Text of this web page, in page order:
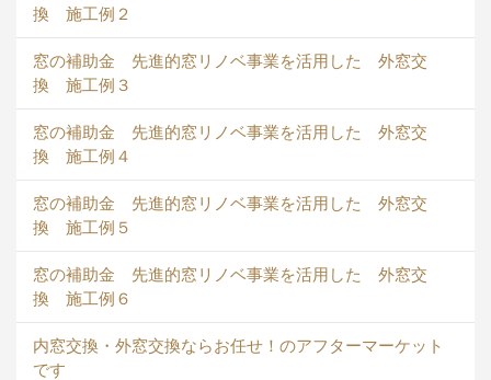
換 施工例２
窓の補助金 先進的窓リノベ事業を活用した 外窓交
換 施工例３
窓の補助金 先進的窓リノベ事業を活用した 外窓交
換 施工例４
窓の補助金 先進的窓リノベ事業を活用した 外窓交
換 施工例５
窓の補助金 先進的窓リノベ事業を活用した 外窓交
換 施工例６
内窓交換・外窓交換ならお任せ！のアフターマーケット
です